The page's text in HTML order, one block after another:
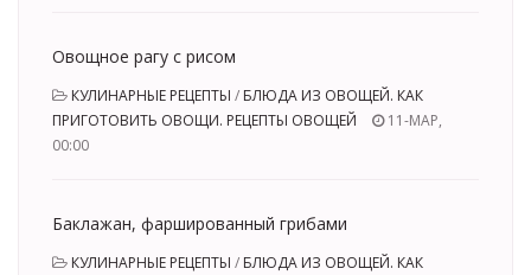
Овощное рагу с рисом
КУЛИНАРНЫЕ РЕЦЕПТЫ / БЛЮДА ИЗ ОВОЩЕЙ. КАК
ПРИГОТОВИТЬ ОВОЩИ. РЕЦЕПТЫ ОВОЩЕЙ
11-МАР,
00:00
Баклажан, фаршированный грибами
КУЛИНАРНЫЕ РЕЦЕПТЫ / БЛЮДА ИЗ ОВОЩЕЙ. КАК